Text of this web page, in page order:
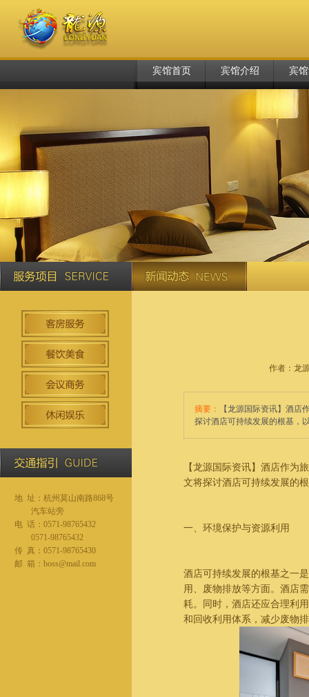
宾馆首页 宾馆介绍 宾
地 址：杭州莫山南路868号
汽车站旁
电 话：0571-98765432
0571-98765432
传 真：0571-98765430
邮 箱：boss@mail.com
作者：龙
摘要：
【龙源国际资讯】酒
探讨酒店可持续发展的根基，
【龙源国际资讯】酒店作为
文将探讨酒店可持续发展的
一、环境保护与资源利用
酒店可持续发展的根基之一
用、废物排放等方面。酒店
耗。同时，酒店还应合理利
和回收利用体系，减少废物